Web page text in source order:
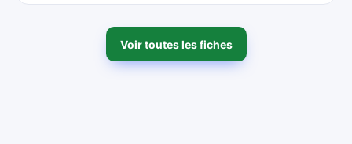
Voir toutes les fiches